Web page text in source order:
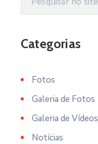
Categorias
Fotos
Galeria de Fotos
Galeria de Vídeos
Notícias